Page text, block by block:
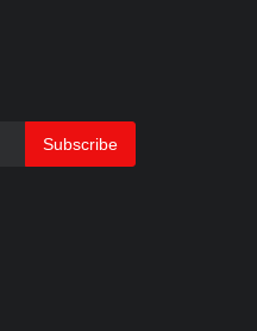
Subscribe